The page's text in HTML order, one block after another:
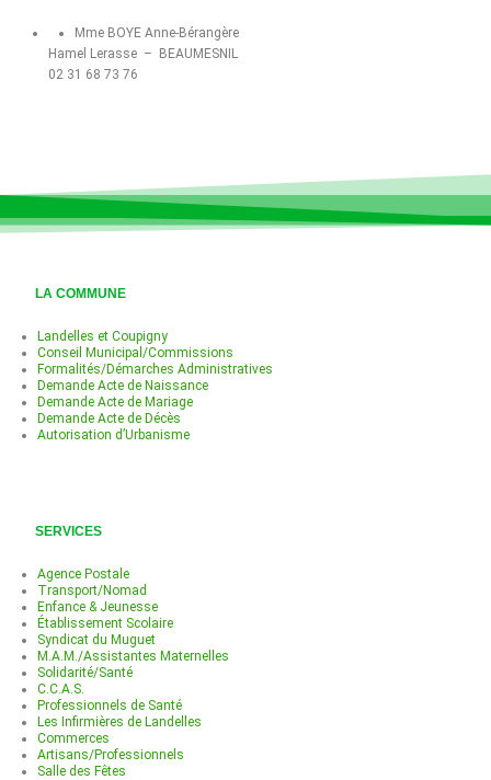
Mme BOYE Anne-Bérangère
Hamel Lerasse – BEAUMESNIL
02 31 68 73 76
LA COMMUNE
Landelles et Coupigny
Conseil Municipal/Commissions
Formalités/Démarches Administratives
Demande Acte de Naissance
Demande Acte de Mariage
Demande Acte de Décès
Autorisation d’Urbanisme
SERVICES
Agence Postale
Transport/Nomad
Enfance & Jeunesse
Établissement Scolaire
Syndicat du Muguet
M.A.M./Assistantes Maternelles
Solidarité/Santé
C.C.A.S.
Professionnels de Santé
Les Infirmières de Landelles
Commerces
Artisans/Professionnels
Salle des Fêtes